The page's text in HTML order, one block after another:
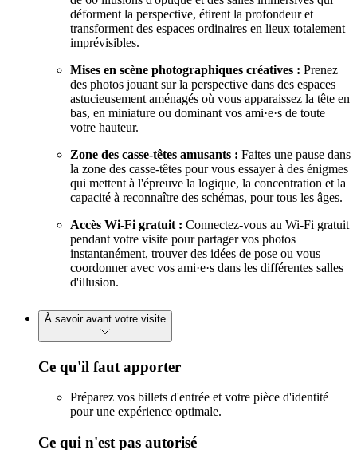
déforment la perspective, étirent la profondeur et
transforment des espaces ordinaires en lieux totalement
imprévisibles.
Mises en scène photographiques créatives : Prenez
des photos jouant sur la perspective dans des espaces
astucieusement aménagés où vous apparaissez la tête en
bas, en miniature ou dominant vos ami·e·s de toute
votre hauteur.
Zone des casse-têtes amusants : Faites une pause dans
la zone des casse-têtes pour vous essayer à des énigmes
qui mettent à l'épreuve la logique, la concentration et la
capacité à reconnaître des schémas, pour tous les âges.
Accès Wi-Fi gratuit : Connectez-vous au Wi-Fi gratuit
pendant votre visite pour partager vos photos
instantanément, trouver des idées de pose ou vous
coordonner avec vos ami·e·s dans les différentes salles
d'illusion.
À savoir avant votre visite
Ce qu'il faut apporter
Préparez vos billets d'entrée et votre pièce d'identité
pour une expérience optimale.
Ce qui n'est pas autorisé